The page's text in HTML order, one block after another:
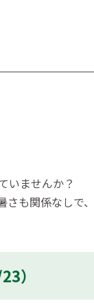
いませんか？
さも関係なしで、
）